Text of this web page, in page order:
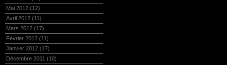
Mai 2012 (12)
Avril 2012 (11)
Mars 2012 (17)
Février 2012 (11)
Janvier 2012 (17)
Décembre 2011 (10)